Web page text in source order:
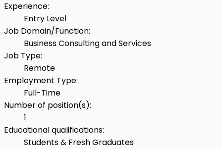
Experience:
Entry Level
Job Domain/Function:
Business Consulting and Services
Job Type:
Remote
Employment Type:
Full-Time
Number of position(s):
1
Educational qualifications:
Students & Fresh Graduates